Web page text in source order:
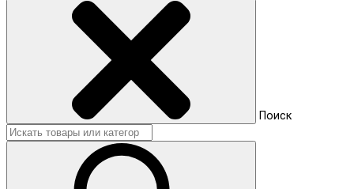
Поиск